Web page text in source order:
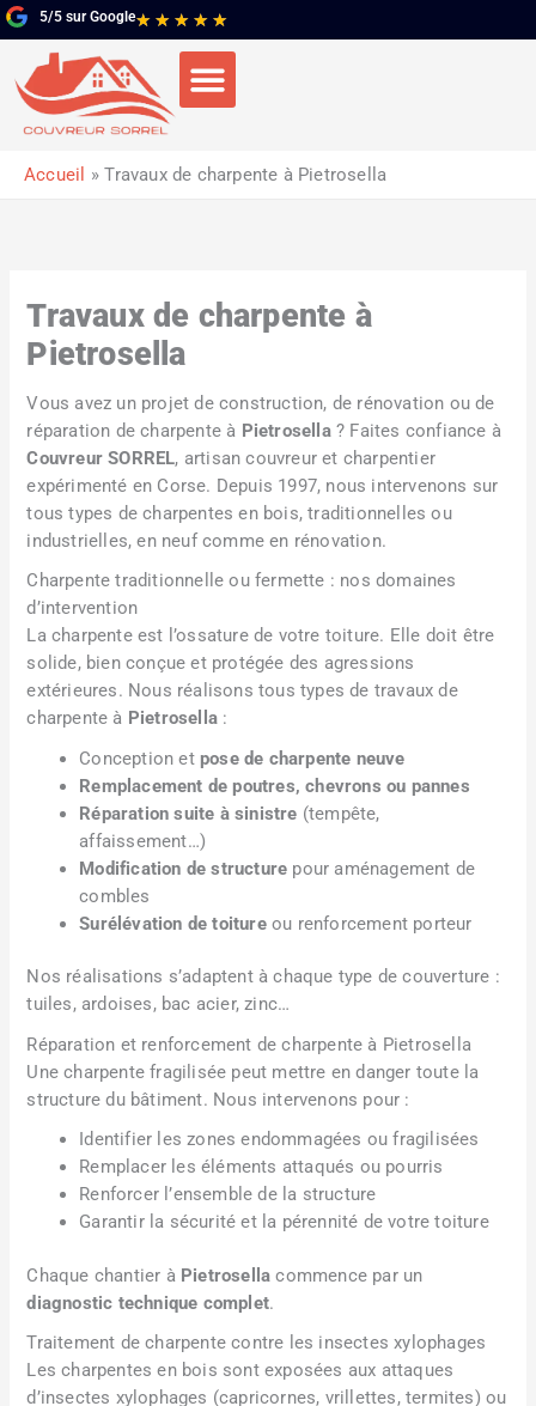
Aller
au
contenu
5/5 sur Google★ ★ ★ ★ ★Noté
5
5
Accueil Travaux de charpente à Pietrosella
Travaux de charpente à
Pietrosella
Vous avez un projet de construction, de rénovation ou de
réparation de charpente à Pietrosella? Faites confiance à
Couvreur SORREL, artisan couvreur et charpentier
expérimenté en Corse. Depuis 1997, nous intervenons sur
tous types de charpentes en bois, traditionnelles ou
industrielles, en neuf comme en rénovation.
Charpente traditionnelle ou fermette : nos domaines
d’intervention
La charpente est l’ossature de votre toiture. Elle doit être
solide, bien conçue et protégée des agressions
extérieures. Nous réalisons tous types de travaux de
charpente à Pietrosella :
Conception etpose de charpente neuve
Remplacement de poutres, chevrons ou pannes
Réparation suite à sinistre (tempête,
affaissement…)
Modification de structure pour aménagement de
combles
Surélévation de toitureou renforcement porteur
Nos réalisations s’adaptent à chaque type de couverture :
tuiles, ardoises, bac acier, zinc…
Réparation et renforcement de charpente à Pietrosella
Une charpente fragilisée peut mettre en danger toute la
structure du bâtiment. Nous intervenons pour :
Identifier les zones endommagées ou fragilisées
Remplacer les éléments attaqués ou pourris
Renforcer l’ensemble de la structure
Garantir la sécurité et la pérennité de votre toiture
Chaque chantier à Pietrosella commence par un
diagnostic technique complet.
Traitement de charpente contre les insectes xylophages
Les charpentes en bois sont exposées aux attaques
d’insectes xylophages (capricornes, vrillettes, termites) ou